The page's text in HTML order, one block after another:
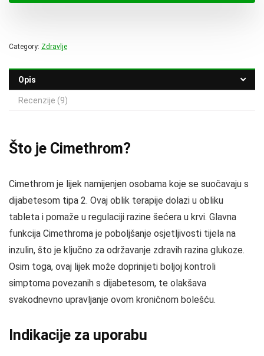
Category: Zdravlje
Opis
Recenzije (9)
Što je Cimethrom?
Cimethrom je lijek namijenjen osobama koje se suočavaju s
dijabetesom tipa 2. Ovaj oblik terapije dolazi u obliku
tableta i pomaže u regulaciji razine šećera u krvi. Glavna
funkcija Cimethroma je poboljšanje osjetljivosti tijela na
inzulin, što je ključno za održavanje zdravih razina glukoze.
Osim toga, ovaj lijek može doprinijeti boljoj kontroli
simptoma povezanih s dijabetesom, te olakšava
svakodnevno upravljanje ovom kroničnom bolešću.
Indikacije za uporabu